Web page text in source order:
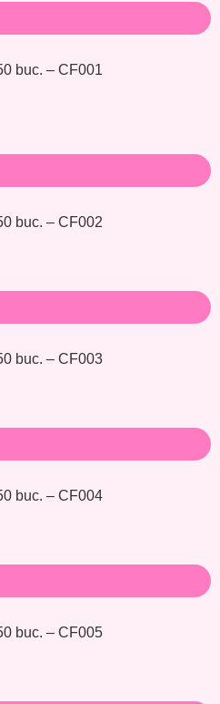
buc. – CF001
buc. – CF002
buc. – CF003
buc. – CF004
buc. – CF005